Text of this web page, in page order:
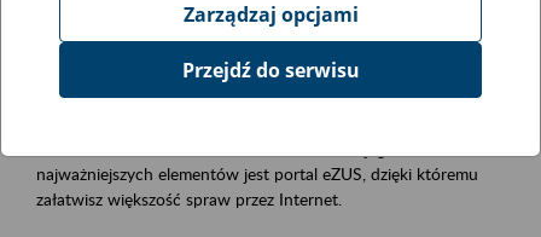
Opis wydarzenia
Platforma Usług Elektronicznych eZUS
najważniejszych elementów jest portal eZUS, dzięki któremu
załatwisz większość spraw przez Internet.
Zarządzaj opcjami
Przejdź do serwisu